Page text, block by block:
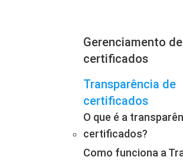
Gerenciamento de
certificados
Transparência de
certificados
O que é a
certificados?
Como funciona a